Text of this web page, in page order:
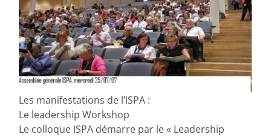
Les manifestations de l’ISPA :
Le leadership Workshop
Le colloque ISPA démarre par le « Leadership